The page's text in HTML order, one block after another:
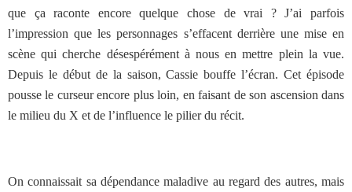
que ça raconte encore quelque chose de vrai ? J’ai parfois
l’impression que les personnages s’effacent derrière une mise en
scène qui cherche désespérément à nous en mettre plein la vue.
Depuis le début de la saison, Cassie bouffe l’écran. Cet épisode
pousse le curseur encore plus loin, en faisant de son ascension dans
le milieu du X et de l’influence le pilier du récit.
On connaissait sa dépendance maladive au regard des autres, mais